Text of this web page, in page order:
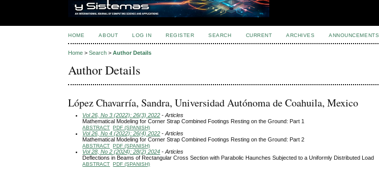
HOME ABOUT LOG IN REGISTER SEARCH CURRENT ARCHIVES ANNOUNCEMENTS
Home >Search >Author Details
Author Details
López Chavarría, Sandra, Universidad Autónoma de Coahuila, Mexico
Vol 26, No 3 (2022): 26(3) 2022 - Articles
Mathematical Modeling for Corner Strap Combined Footings Resting on the Ground: Part 1
ABSTRACT PDF (SPANISH)
Vol 26, No 4 (2022): 26(4) 2022 - Articles
Mathematical Modeling for Corner Strap Combined Footings Resting on the Ground: Part 2
ABSTRACT PDF (SPANISH)
Vol 28, No 2 (2024): 28(2) 2024 - Articles
Deflections in Beams of Rectangular Cross Section with Parabolic Haunches Subjected to a Uniformly Distributed Load
ABSTRACT PDF (SPANISH)